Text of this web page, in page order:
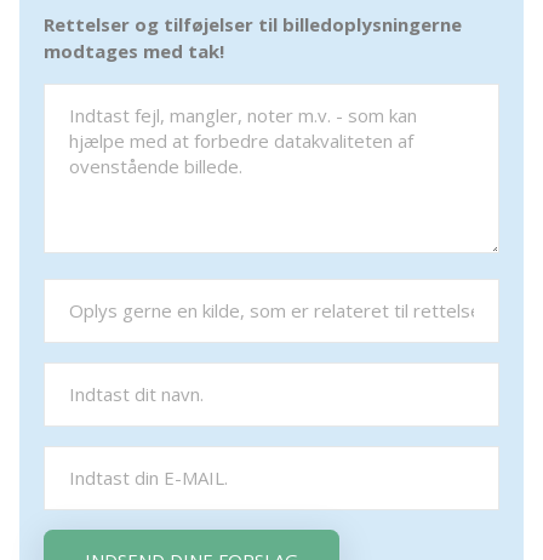
Rettelser og tilføjelser til billedoplysningerne
modtages med tak!